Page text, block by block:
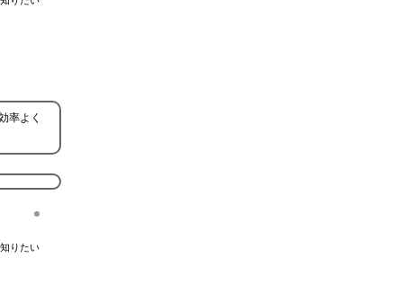
率よく
りたい